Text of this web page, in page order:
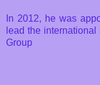
In 2012, he was
lead the
Group